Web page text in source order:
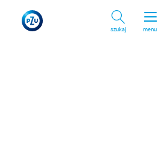
menu
Szukaj